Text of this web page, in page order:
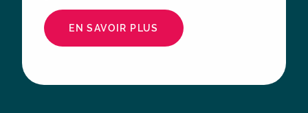
EN SAVOIR PLUS